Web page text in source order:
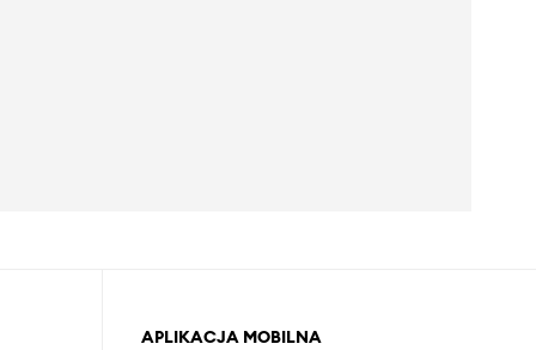
APLIKACJA MOBILNA